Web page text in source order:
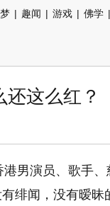
| 趣闻 | 游戏 | 佛学 |
这么红？
男演员、歌手
绯闻，没有暧昧